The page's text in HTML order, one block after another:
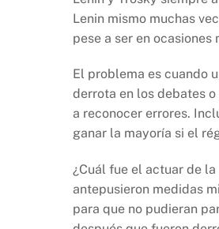
Lenin mismo muchas
pese a ser en
El problema es cuando
derrota en los debates
a reconocer errores.
ganar la mayoría si el
¿Cuál fue el actuar de
antepusieron medidas
para que no pudieran